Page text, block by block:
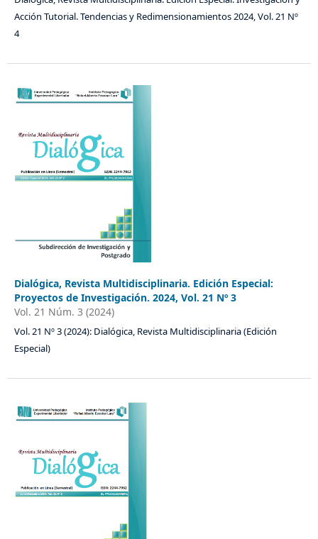
Acción Tutorial. Tendencias y Redimensionamientos 2024, Vol. 21 Nº
4
Dialógica, Revista Multidisciplinaria. Edición Especial:
Proyectos de Investigación. 2024, Vol. 21 Nº 3
Vol. 21 Núm. 3 (2024)
Vol. 21 Nº 3 (2024): Dialógica, Revista Multidisciplinaria (Edición
Especial)